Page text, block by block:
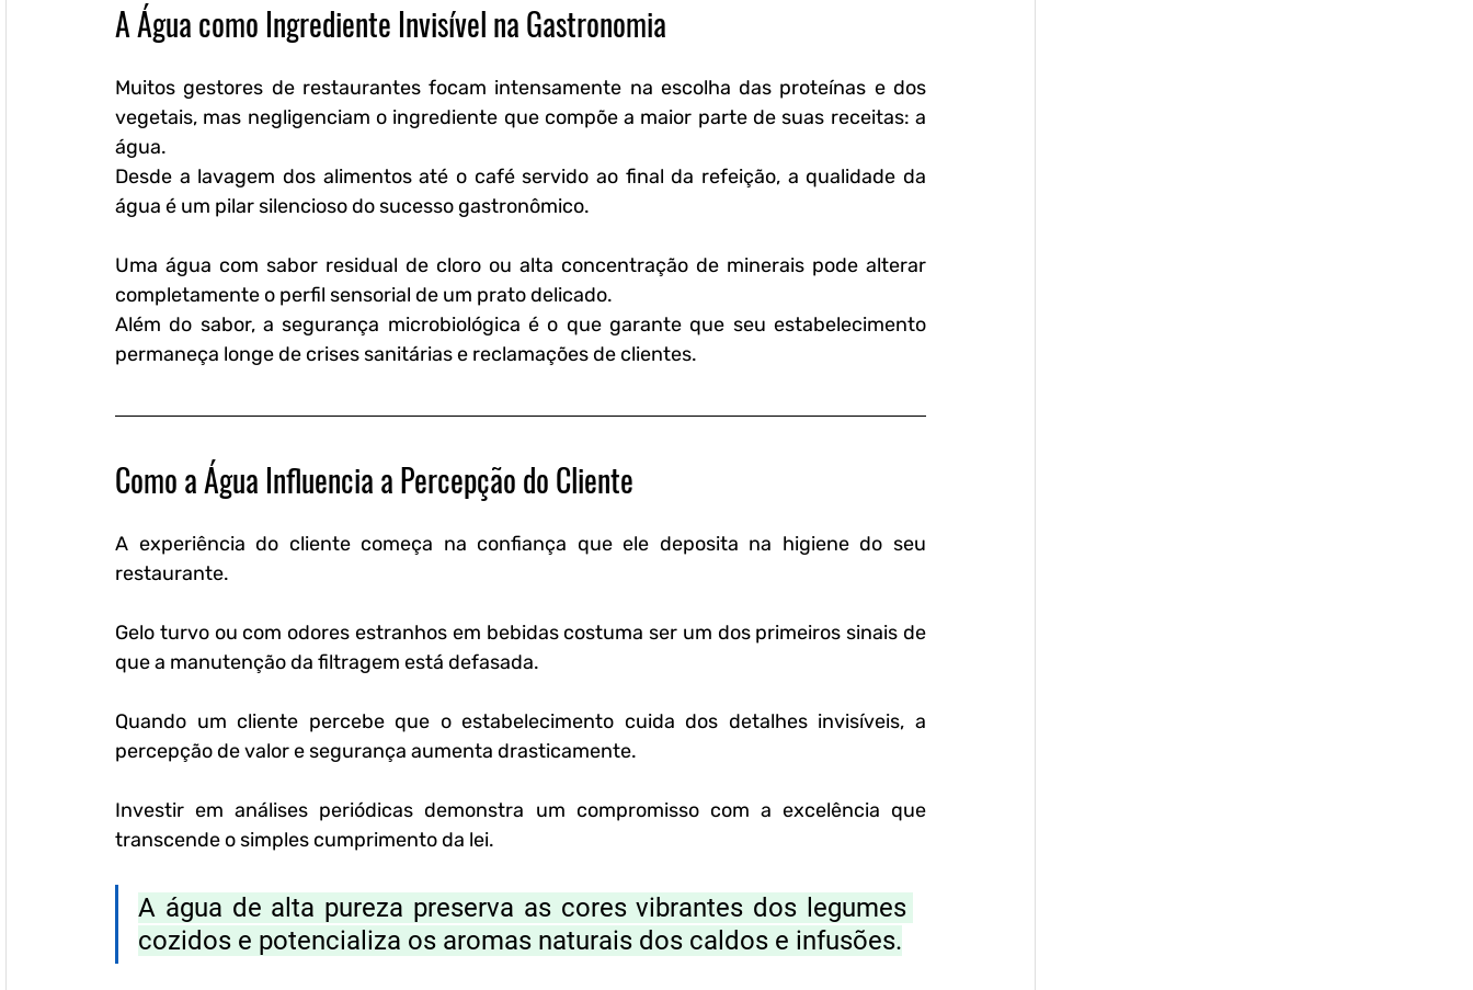
A Água como Ingrediente Invisível na Gastronomia
Muitos gestores de restaurantes focam intensamente na escolha das proteínas e dos
vegetais, mas negligenciam o ingrediente que compõe a maior parte de suas receitas: a
água.
Desde a lavagem dos alimentos até o café servido ao final da refeição, a qualidade da
água é um pilar silencioso do sucesso gastronômico.
Uma água com sabor residual de cloro ou alta concentração de minerais pode alterar
completamente o perfil sensorial de um prato delicado.
Além do sabor, a segurança microbiológica é o que garante que seu estabelecimento
permaneça longe de crises sanitárias e reclamações de clientes.
Como a Água Influencia a Percepção do Cliente
A experiência do cliente começa na confiança que ele deposita na higiene do seu
restaurante.
Gelo turvo ou com odores estranhos em bebidas costuma ser um dos primeiros sinais de
que a manutenção da filtragem está defasada.
Quando um cliente percebe que o estabelecimento cuida dos detalhes invisíveis, a
percepção de valor e segurança aumenta drasticamente.
Investir em análises periódicas demonstra um compromisso com a excelência que
transcende o simples cumprimento da lei.
A água de alta pureza preserva as cores vibrantes dos legumes
cozidos e potencializa os aromas naturais dos caldos e infusões.